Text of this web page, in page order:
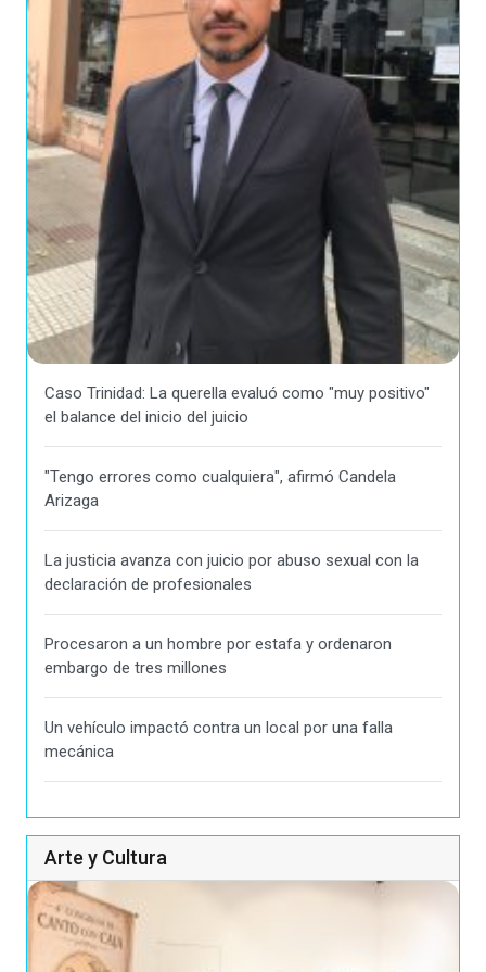
Caso Trinidad: La querella evaluó como "muy positivo"
el balance del inicio del juicio
"Tengo errores como cualquiera", afirmó Candela
Arizaga
La justicia avanza con juicio por abuso sexual con la
declaración de profesionales
Procesaron a un hombre por estafa y ordenaron
embargo de tres millones
Un vehículo impactó contra un local por una falla
mecánica
Arte y Cultura